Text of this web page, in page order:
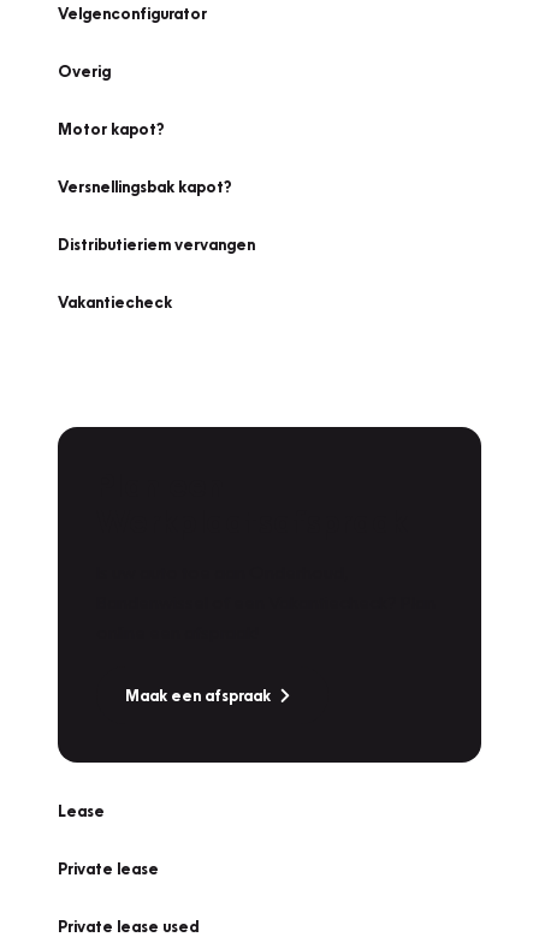
Velgenconfigurator
Overig
Motor kapot?
Versnellingsbak kapot?
Distributieriem vervangen
Vakantiecheck
Maak een afspraak
Lease
Private lease
Private lease used